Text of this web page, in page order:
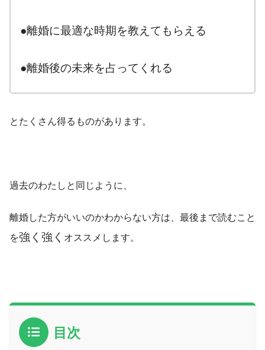
●離婚に最適な時期を教えてもらえる
●離婚後の未来を占ってくれる
とたくさん得るものがあります。
過去のわたしと同じように、
離婚した方がいいのかわからない方は、最後まで読むこと
を強く強く オススメします。
目次